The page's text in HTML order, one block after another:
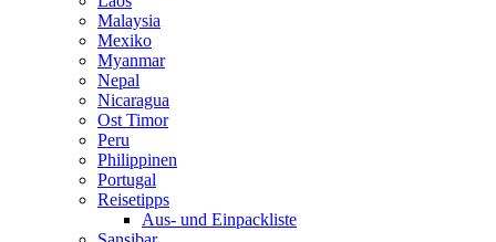
Malaysia
Mexiko
Myanmar
Nepal
Nicaragua
Ost Timor
Peru
Philippinen
Portugal
Reisetipps
Aus- und Einpackliste